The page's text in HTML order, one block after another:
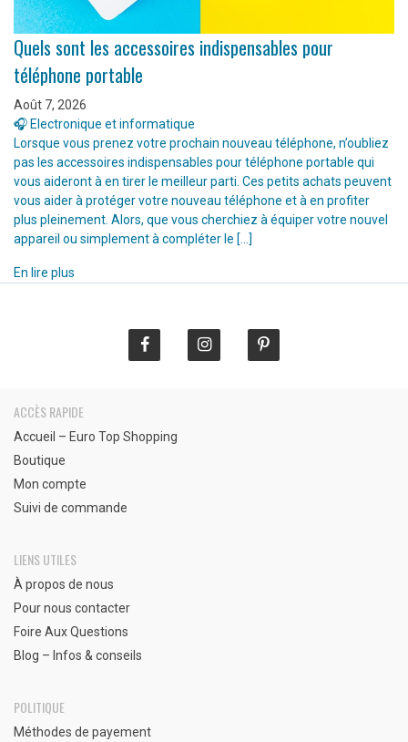
Quels sont les accessoires indispensables pour
téléphone portable
Août 7, 2026
🎧 Electronique et informatique
Lorsque vous prenez votre prochain nouveau téléphone, n’oubliez
pas les accessoires indispensables pour téléphone portable qui
vous aideront à en tirer le meilleur parti. Ces petits achats peuvent
vous aider à protéger votre nouveau téléphone et à en profiter
plus pleinement. Alors, que vous cherchiez à équiper votre nouvel
appareil ou simplement à compléter le […]
En lire plus
ACCÈS RAPIDE
Accueil – Euro Top Shopping
Boutique
Mon compte
Suivi de commande
LIENS UTILES
À propos de nous
Pour nous contacter
Foire Aux Questions
Blog – Infos & conseils
POLITIQUE
Méthodes de payement